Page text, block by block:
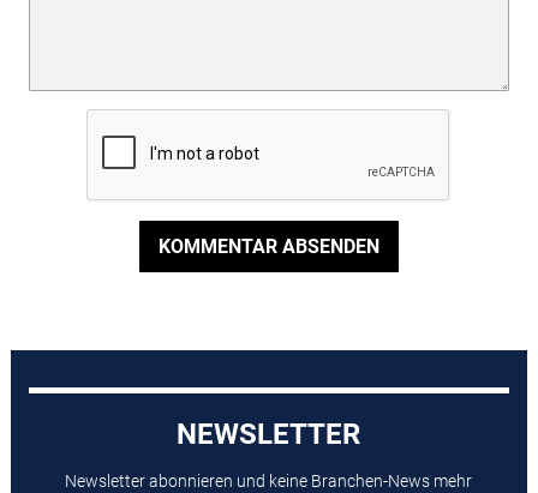
KOMMENTAR ABSENDEN
NEWSLETTER
Newsletter abonnieren und keine Branchen-News mehr